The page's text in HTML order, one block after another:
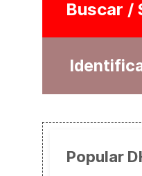
Buscar /
Popular